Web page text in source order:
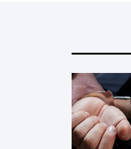
الوحيد المباشر والمنتخب من قِبل 211